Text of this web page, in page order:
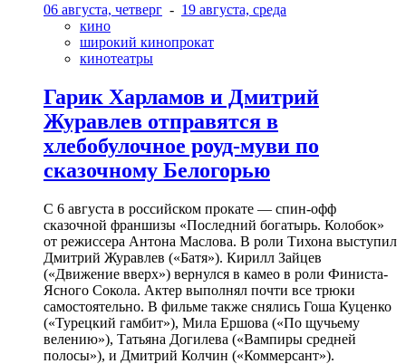
06 августа, четверг - 19 августа, среда
кино
широкий кинопрокат
кинотеатры
Гарик Харламов и Дмитрий
Журавлев отправятся в
хлебобулочное роуд-муви по
сказочному Белогорью
С 6 августа в российском прокате — спин-офф
сказочной франшизы «Последний богатырь. Колобок»
от режиссера Антона Маслова. В роли Тихона выступил
Дмитрий Журавлев («Батя»). Кирилл Зайцев
(«Движение вверх») вернулся в камео в роли Финиста-
Ясного Сокола. Актер выполнял почти все трюки
самостоятельно. В фильме также снялись Гоша Куценко
(«Турецкий гамбит»), Мила Ершова («По щучьему
велению»), Татьяна Догилева («Вампиры средней
полосы»), и Дмитрий Колчин («Коммерсант»).